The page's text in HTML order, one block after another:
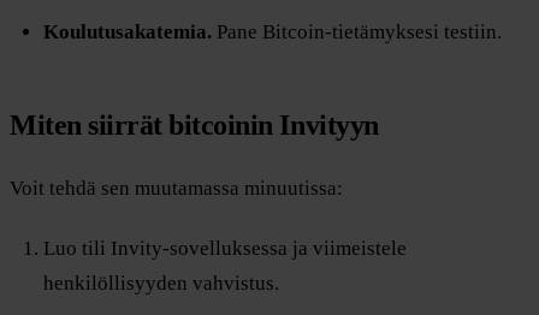
Koulutusakatemia.Pane Bitcoin-tietämyksesi testiin.
Miten siirrät bitcoinin Invityyn
Voit tehdä sen muutamassa minuutissa:
Luo tili Invity-sovelluksessa ja viimeistele
henkilöllisyyden vahvistus.